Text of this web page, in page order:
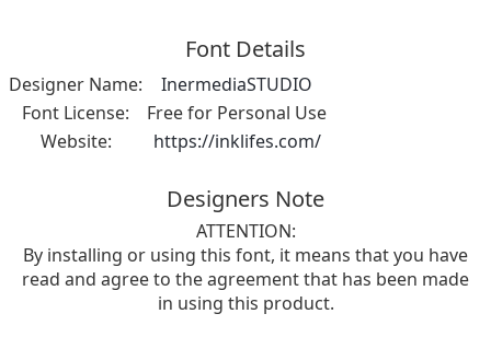
Font Details
Designer Name:
InermediaSTUDIO
Font License:
Free for Personal Use
Website:
https://inklifes.com/
Designers Note
ATTENTION:
By installing or using this font, it means that you have
read and agree to the agreement that has been made
in using this product.